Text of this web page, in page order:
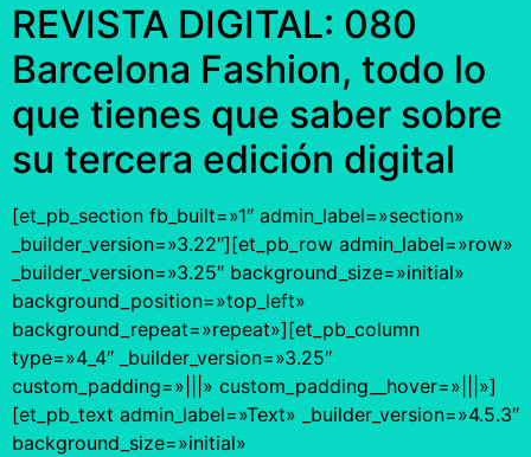
REVISTA DIGITAL: 080
Barcelona Fashion, todo lo
que tienes que saber sobre
su tercera edición digital
[et_pb_section fb_built=»1″ admin_label=»section»
_builder_version=»3.22″][et_pb_row admin_label=»row»
_builder_version=»3.25″ background_size=»initial»
background_position=»top_left»
background_repeat=»repeat»][et_pb_column
type=»4_4″ _builder_version=»3.25″
custom_padding=»|||» custom_padding__hover=»|||»]
[et_pb_text admin_label=»Text» _builder_version=»4.5.3″
background_size=»initial»